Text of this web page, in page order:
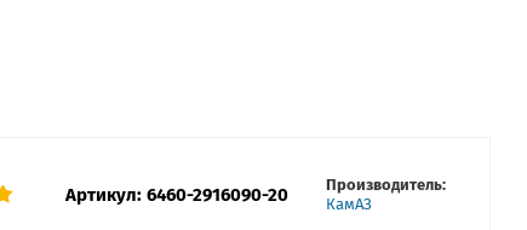
Артикул: 6460-2916090-20
Производитель:
КамАЗ